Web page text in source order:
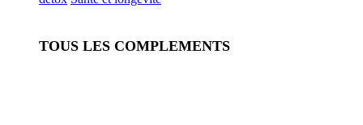
TOUS LES COMPLEMENTS